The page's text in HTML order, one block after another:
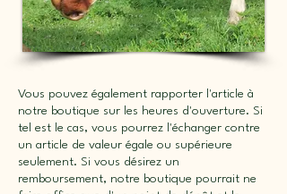
Vous pouvez également rapporter l'article à
notre boutique sur les heures d'ouverture. Si
tel est le cas, vous pourrez l'échanger contre
un article de valeur égale ou supérieure
seulement. Si vous désirez un
remboursement, notre boutique pourrait ne